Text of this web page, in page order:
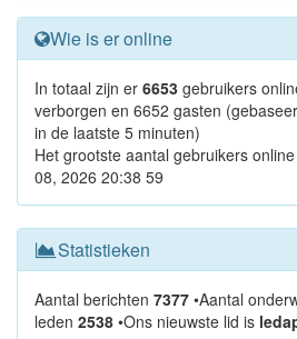
Wie is er online
In totaal zijn er 6653 gebruikers
verborgen en 6652 gasten
in de laatste 5 minuten)
Het grootste aantal gebruikers
08, 2026 20:38 59
Statistieken
Aantal berichten 7377 •Aantal
leden 2538 •Ons nieuwste lid is